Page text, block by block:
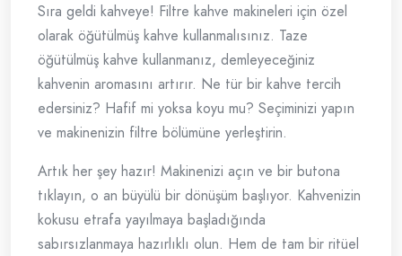
Sıra geldi kahveye! Filtre kahve makineleri için özel
olarak öğütülmüş kahve kullanmalısınız. Taze
öğütülmüş kahve kullanmanız, demleyeceğiniz
kahvenin aromasını artırır. Ne tür bir kahve tercih
edersiniz? Hafif mi yoksa koyu mu? Seçiminizi yapın
ve makinenizin filtre bölümüne yerleştirin.
Artık her şey hazır! Makinenizi açın ve bir butona
tıklayın, o an büyülü bir dönüşüm başlıyor. Kahvenizin
kokusu etrafa yayılmaya başladığında
sabırsızlanmaya hazırlıklı olun. Hem de tam bir ritüel